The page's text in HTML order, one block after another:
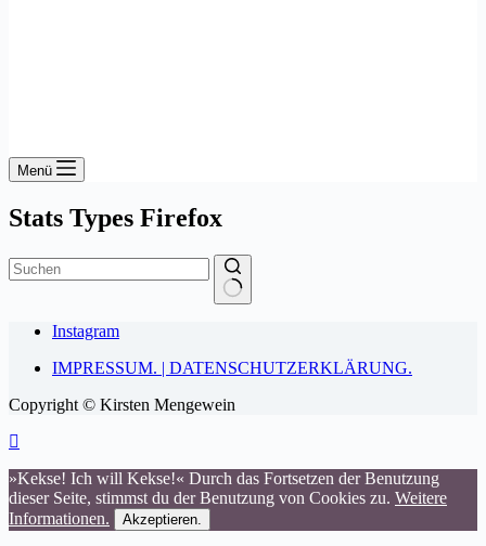
Menü
Stats Types Firefox
ErgebnisseInstagram
IMPRESSUM. | DATENSCHUTZERKLÄRUNG.
Copyright © Kirsten Mengewein
»Kekse! Ich will Kekse!« Durch das Fortsetzen der Benutzung
dieser Seite, stimmst du der Benutzung von Cookies zu. Weitere
Informationen.
Akzeptieren.